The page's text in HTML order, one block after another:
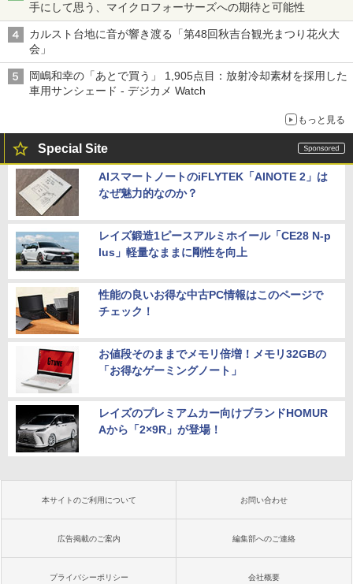
手にして思う、マイクロフォーサーズへの期待と可能性
カルスト台地に音が響き渡る「第48回秋吉台観光まつり花火大
会」
岡嶋和幸の「あとで買う」 1,905点目：放射冷却素材を採用した
車用サンシェード - デジカメ Watch
もっと見る
Special Site
AIスマートノートのiFLYTEK「AINOTE 2」は
なぜ魅力的なのか？
レイズ鍛造1ピースアルミホイール「CE28 N-p
lus」軽量なままに剛性を向上
性能の良いお得な中古PC情報はこのページで
チェック！
お値段そのままでメモリ倍増！メモリ32GBの
「お得なゲーミングノート」
レイズのプレミアムカー向けブランドHOMUR
Aから「2×9R」が登場！
本サイトのご利用について お問い合わせ
広告掲載のご案内 編集部へのご連絡
プライバシーポリシー 会社概要